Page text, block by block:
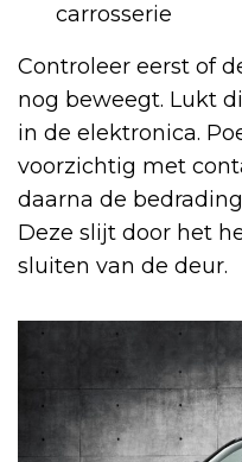
carrosserie
Controleer eerst of
nog beweegt. Lukt
in de elektronica.
voorzichtig met
daarna de
Deze slijt door het
sluiten van de deur.